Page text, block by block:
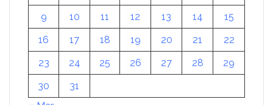
9
10 11 12 13 14
15
16
17 18 19 20 21
22
23
24 25 26 27 28
29
30
31